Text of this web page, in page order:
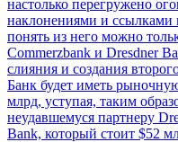
настолько перегружено
наклонениями и ссылками
понять из него можно
Commerzbank и Dresdner
слияния и создания
Банк будет иметь
млрд, уступая, таким
неудавшемуся партнеру
Bank, который стоит $52